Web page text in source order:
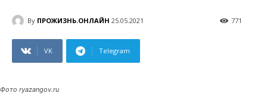
By ПРОЖИЗНЬ.ОНЛАЙН 25.05.2021 771
VK Telegram
Фото ryazangov.ru